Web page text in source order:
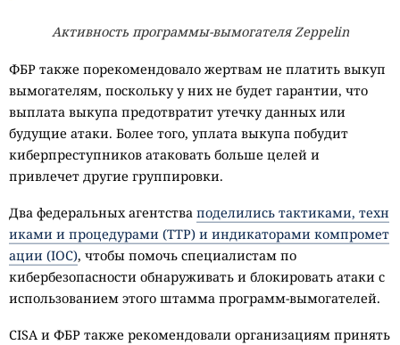
Активность программы-вымогателя Zeppelin
ФБР также порекомендовало жертвам не платить выкуп
вымогателям, поскольку у них не будет гарантии, что
выплата выкупа предотвратит утечку данных или
будущие атаки. Более того, уплата выкупа побудит
киберпреступников атаковать больше целей и
привлечет другие группировки.
Два федеральных агентства поделились тактиками, техн
иками и процедурами (TTP) и индикаторами компромет
ации (IOC), чтобы помочь специалистам по
кибербезопасности обнаруживать и блокировать атаки с
использованием этого штамма программ-вымогателей.
CISA и ФБР также рекомендовали организациям принять